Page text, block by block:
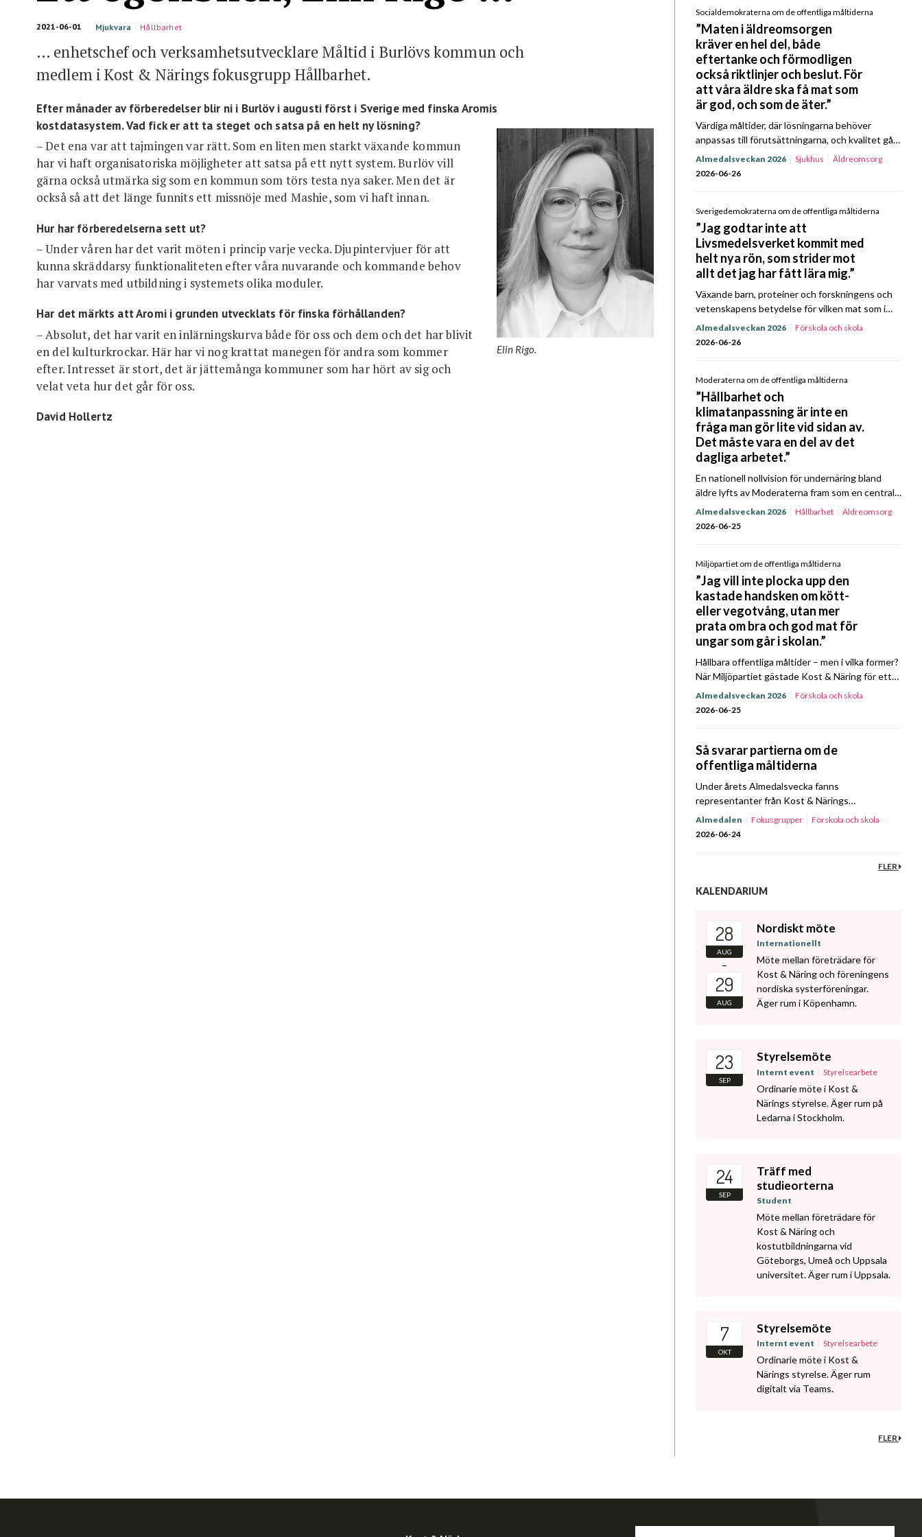
2021-06-01 Mjukvara Hållbarhet
… enhetschef och verksamhetsutvecklare Måltid i Burlövs kommun och
medlem i Kost & Närings fokusgrupp Hållbarhet.
Efter månader av förberedelser blir ni i Burlöv i augusti först i Sverige med finska Aromis
kostdatasystem. Vad fick er att ta steget och satsa på en helt ny lösning?
Elin Rigo.
– Det ena var att tajmingen var rätt. Som en liten men starkt växande kommun
har vi haft organisatoriska möjligheter att satsa på ett nytt system. Burlöv vill
gärna också utmärka sig som en kommun som törs testa nya saker. Men det är
också så att det länge funnits ett missnöje med Mashie, som vi haft innan.
Hur har förberedelserna sett ut?
– Under våren har det varit möten i princip varje vecka. Djupintervjuer för att
kunna skräddarsy funktionaliteten efter våra nuvarande och kommande behov
har varvats med utbildning i systemets olika moduler.
Har det märkts att Aromi i grunden utvecklats för finska förhållanden?
– Absolut, det har varit en inlärningskurva både för oss och dem och det har blivit
en del kulturkrockar. Här har vi nog krattat manegen för andra som kommer
efter. Intresset är stort, det är jättemånga kommuner som har hört av sig och
velat veta hur det går för oss.
David Hollertz
Socialdemokraterna om de offentliga måltiderna
”Maten i äldreomsorgen
kräver en hel del, både
eftertanke och förmodligen
också riktlinjer och beslut. För
att våra äldre ska få mat som
är god, och som de äter.”
Värdiga måltider, där lösningarna behöver
anpassas till förutsättningarna, och kvalitet gå
före ekonomi. I Kost & Närings Prat om Mat
Almedalsspecial med Socialdemokraterna
Almedalsveckan 2026 Sjukhus
Äldreomsorg
2026-06-26
Sverigedemokraterna om de offentliga måltiderna
”Jag godtar inte att
Livsmedelsverket kommit med
helt nya rön, som strider mot
allt det jag har fått lära mig.”
Växande barn, proteiner och forskningens och
vetenskapens betydelse för vilken mat som i
slutändan ska serveras landets elever. När
Sverigedemokraterna tog plats mittemot Kost
Almedalsveckan 2026
Förskola och skola
2026-06-26
Moderaterna om de offentliga måltiderna
”Hållbarhet och
klimatanpassning är inte en
fråga man gör lite vid sidan av.
Det måste vara en del av det
dagliga arbetet.”
En nationell nollvision för undernäring bland
äldre lyfts av Moderaterna fram som en central
fråga framåt, i partiets politik för offentliga
måltider. Det, bland annat, framkom när partiet
Almedalsveckan 2026 Hållbarhet
Äldreomsorg
2026-06-25
Miljöpartiet om de offentliga måltiderna
”Jag vill inte plocka upp den
kastade handsken om kött-
eller vegotvång, utan mer
prata om bra och god mat för
ungar som går i skolan.”
Hållbara offentliga måltider – men i vilka former?
När Miljöpartiet gästade Kost & Näring för ett
Prat om Mat Almedalsspecial kretsade samtalet
bland annat kring prioriteringar, ansvar och
Almedalsveckan 2026
Förskola och skola
Hållbarhet
2026-06-25
Så svarar partierna om de
offentliga måltiderna
Under årets Almedalsvecka fanns
representanter från Kost & Närings
fokusgrupper och styrelse på plats i Visby för
att driva föreningens frågor. På
Almedalen Fokusgrupper
Förskola och skola
Hållbarhet
2026-06-24
FLER
KALENDARIUM
28
AUG
–
29
AUG
Nordiskt möte
Internationellt
Möte mellan företrädare för
Kost & Näring och föreningens
nordiska systerföreningar.
Äger rum i Köpenhamn.
23
SEP
Styrelsemöte
Internt event Styrelsearbete
Ordinarie möte i Kost &
Närings styrelse. Äger rum på
Ledarna i Stockholm.
24
SEP
Träff med
studieorterna
Student
Möte mellan företrädare för
Kost & Näring och
kostutbildningarna vid
Göteborgs, Umeå och Uppsala
universitet. Äger rum i Uppsala.
7
OKT
Styrelsemöte
Internt event Styrelsearbete
Ordinarie möte i Kost &
Närings styrelse. Äger rum
digitalt via Teams.
FLER